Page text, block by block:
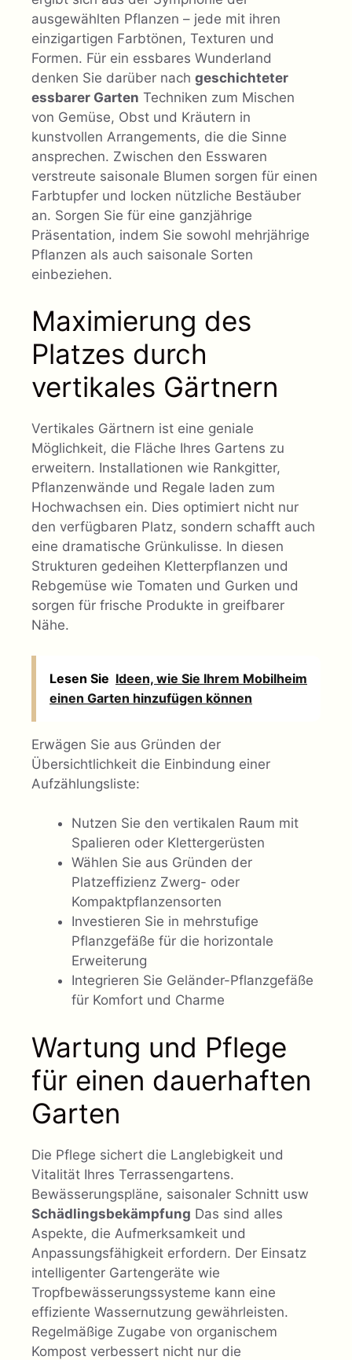
ausgewählten Pflanzen – jede mit ihren
einzigartigen Farbtönen, Texturen und
Formen. Für ein essbares Wunderland
denken Sie darüber nach geschichteter
essbarer Garten Techniken zum Mischen
von Gemüse, Obst und Kräutern in
kunstvollen Arrangements, die die Sinne
ansprechen. Zwischen den Esswaren
verstreute saisonale Blumen sorgen für einen
Farbtupfer und locken nützliche Bestäuber
an. Sorgen Sie für eine ganzjährige
Präsentation, indem Sie sowohl mehrjährige
Pflanzen als auch saisonale Sorten
einbeziehen.
Maximierung des
Platzes durch
vertikales Gärtnern
Vertikales Gärtnern ist eine geniale
Möglichkeit, die Fläche Ihres Gartens zu
erweitern. Installationen wie Rankgitter,
Pflanzenwände und Regale laden zum
Hochwachsen ein. Dies optimiert nicht nur
den verfügbaren Platz, sondern schafft auch
eine dramatische Grünkulisse. In diesen
Strukturen gedeihen Kletterpflanzen und
Rebgemüse wie Tomaten und Gurken und
sorgen für frische Produkte in greifbarer
Nähe.
Lesen Sie Ideen, wie Sie Ihrem Mobilheim
einen Garten hinzufügen können
Erwägen Sie aus Gründen der
Übersichtlichkeit die Einbindung einer
Aufzählungsliste:
Nutzen Sie den vertikalen Raum mit
Spalieren oder Klettergerüsten
Wählen Sie aus Gründen der
Platzeffizienz Zwerg- oder
Kompaktpflanzensorten
Investieren Sie in mehrstufige
Pflanzgefäße für die horizontale
Erweiterung
Integrieren Sie Geländer-Pflanzgefäße
für Komfort und Charme
Wartung und Pflege
für einen dauerhaften
Garten
Die Pflege sichert die Langlebigkeit und
Vitalität Ihres Terrassengartens.
Bewässerungspläne, saisonaler Schnitt usw
Schädlingsbekämpfung Das sind alles
Aspekte, die Aufmerksamkeit und
Anpassungsfähigkeit erfordern. Der Einsatz
intelligenter Gartengeräte wie
Tropfbewässerungssysteme kann eine
effiziente Wassernutzung gewährleisten.
Regelmäßige Zugabe von organischem
Kompost verbessert nicht nur die